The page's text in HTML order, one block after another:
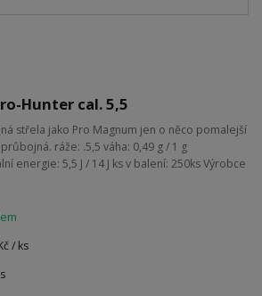
Hunter cal. 5,5
střela jako Pro Magnum jen o něco pomalejší
ráže: .5,5 váha: 0,49 g / 1 g
energie: 5,5 J / 14 J ks v balení: 250ks Výrobce
/ ks